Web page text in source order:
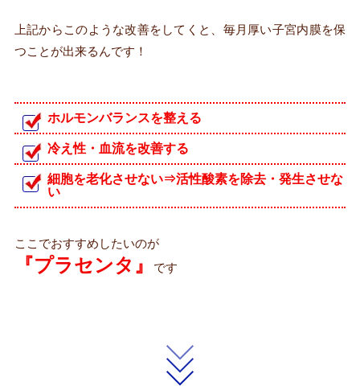
上記からこのような改善をしてくと、毎月厚い子宮内膜を保
つことが出来るんです！
ホルモンバランスを整える
冷え性・血流を改善する
細胞を老化させない⇒活性酸素を除去・発生させな
い
ここでおすすめしたいのが
『プラセンタ』 です